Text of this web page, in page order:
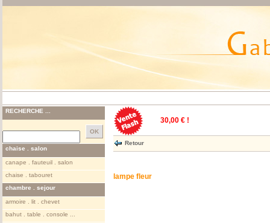
RECHERCHE ...
chaise . salon
canape . fauteuil . salon
chaise . tabouret
chambre . sejour
armoire . lit . chevet
bahut . table . console ...
30,00 € !
Retour
lampe fleur